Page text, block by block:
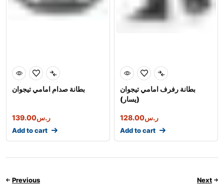
بطانة صدام امامي تيجوان
ر.س139.00
Add to cart
بطانة رفرف امامي تيجوان
(يسار)
ر.س128.00
Add to cart
Previous Next